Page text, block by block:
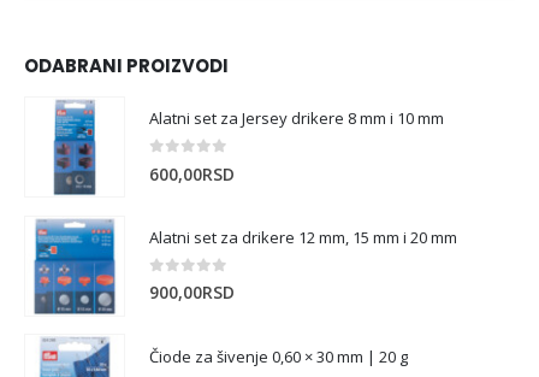
ODABRANI PROIZVODI
Alatni set za Jersey drikere 8 mm i 10 mm
600,00RSD
Alatni set za drikere 12 mm, 15 mm i 20 mm
0 out of 5
900,00RSD
Čiode za šivenje 0,60 × 30 mm | 20 g